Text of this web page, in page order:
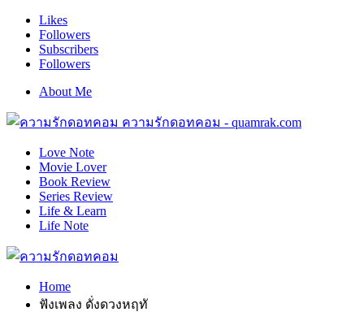
Likes
Followers
Subscribers
Followers
About Me
ความรักดอทคอม - quamrak.com
Love Note
Movie Lover
Book Review
Series Review
Life & Learn
Life Note
Home
ฟังเพลง ดั่งดวงหฤทั